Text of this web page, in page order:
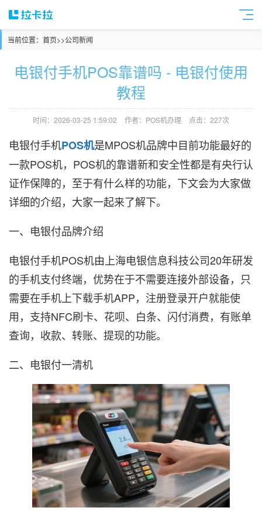
当前位置： 首页>>公司新闻
电银付手机POS靠谱吗 - 电银付使用
教程
时间：2026-03-25 1:59:02 作者：POS机办理 点击：227次
电银付手机POS机是MPOS机品牌中目前功能最好的
一款POS机，POS机的靠谱新和安全性都是有央行认
证作保障的，至于有什么样的功能，下文会为大家做
详细的介绍，大家一起来了解下。
一、电银付品牌介绍
电银付手机POS机由上海电银信息科技公司20年研发
的手机支付终端，优势在于不需要连接外部设备，只
需要在手机上下载手机APP，注册登录开户就能使
用，支持NFC刷卡、花呗、白条、闪付消费，有账单
查询，收款、转账、提现的功能。
二、电银付一清机